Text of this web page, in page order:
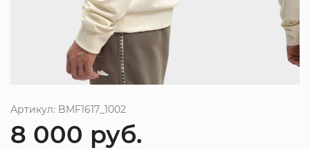
Артикул: BMF1617_1002
8 000 руб.